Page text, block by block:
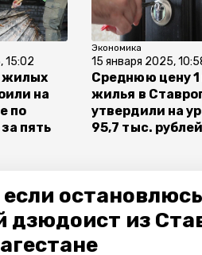
из
15:02
жилых
на
по
пять
Экономика
15 января 2025,
Среднюю цену 1
жилья в
утвердили на
95,7 тыс. рублей
местность